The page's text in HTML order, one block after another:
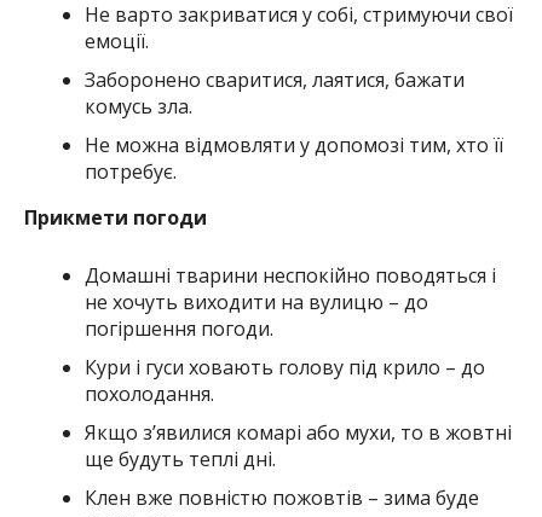
Не варто закриватися у собі, стримуючи свої
емоції.
Заборонено сваритися, лаятися, бажати
комусь зла.
Не можна відмовляти у допомозі тим, хто її
потребує.
Прикмети погоди
Домашні тварини неспокійно поводяться і
не хочуть виходити на вулицю – до
погіршення погоди.
Кури і гуси ховають голову під крило – до
похолодання.
Якщо з’явилися комарі або мухи, то в жовтні
ще будуть теплі дні.
Клен вже повністю пожовтів – зима буде